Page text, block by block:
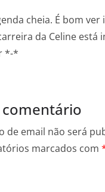
cheia. É bom ver
da Celine está
*-*
de email não será
marcados com